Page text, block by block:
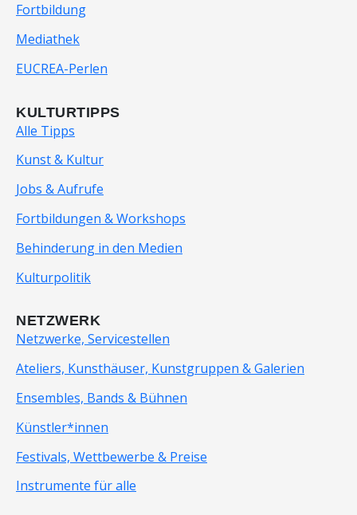
Fortbildung
Mediathek
EUCREA-Perlen
KULTURTIPPS
Alle Tipps
Kunst & Kultur
Jobs & Aufrufe
Fortbildungen & Workshops
Behinderung in den Medien
Kulturpolitik
NETZWERK
Netzwerke, Servicestellen
Ateliers, Kunsthäuser, Kunstgruppen & Galerien
Ensembles, Bands & Bühnen
Künstler*innen
Festivals, Wettbewerbe & Preise
Instrumente für alle